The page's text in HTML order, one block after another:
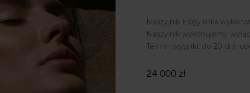
Naszyjnik Edgy links
Naszyjnik wykonujemy
Termin wysyłki: do 20 dni
24 000 zł